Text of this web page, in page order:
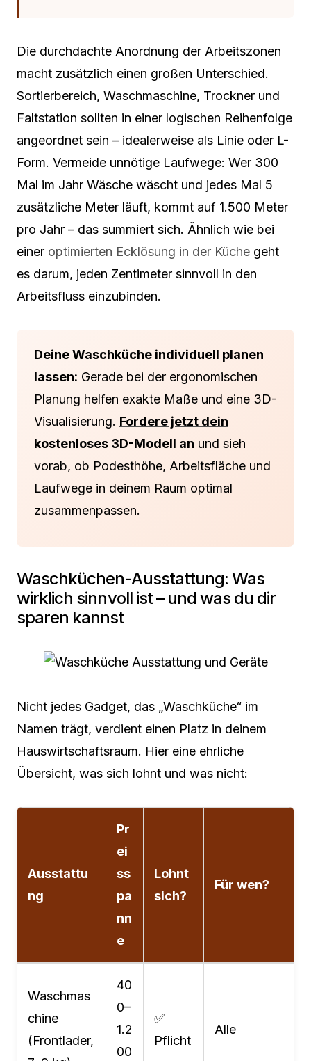
Die durchdachte Anordnung der Arbeitszonen
macht zusätzlich einen großen Unterschied.
Sortierbereich, Waschmaschine, Trockner und
Faltstation sollten in einer logischen Reihenfolge
angeordnet sein – idealerweise als Linie oder L-
Form. Vermeide unnötige Laufwege: Wer 300
Mal im Jahr Wäsche wäscht und jedes Mal 5
zusätzliche Meter läuft, kommt auf 1.500 Meter
pro Jahr – das summiert sich. Ähnlich wie bei
einer optimierten Ecklösung in der Küche geht
es darum, jeden Zentimeter sinnvoll in den
Arbeitsfluss einzubinden.
Deine Waschküche individuell planen
lassen: Gerade bei der ergonomischen
Planung helfen exakte Maße und eine 3D-
Visualisierung. Fordere jetzt dein
kostenloses 3D-Modell an und sieh
vorab, ob Podesthöhe, Arbeitsfläche und
Laufwege in deinem Raum optimal
zusammenpassen.
Waschküchen-Ausstattung: Was
wirklich sinnvoll ist – und was du dir
sparen kannst
Nicht jedes Gadget, das „Waschküche“ im
Namen trägt, verdient einen Platz in deinem
Hauswirtschaftsraum. Hier eine ehrliche
Übersicht, was sich lohnt und was nicht:
Ausstattu
ng
Pr
ei
ss
pa
nn
e
Lohnt
sich?
Für wen?
Waschmas
chine
(Frontlader,
40
0–
1.2
00
✅
Pflicht
Alle